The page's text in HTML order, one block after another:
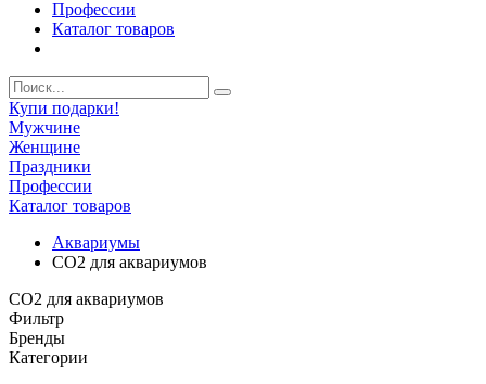
Профессии
Каталог товаров
Купи подарки!
Мужчине
Женщине
Праздники
Профессии
Каталог товаров
Аквариумы
CO2 для аквариумов
CO2 для аквариумов
Фильтр
Бренды
Категории